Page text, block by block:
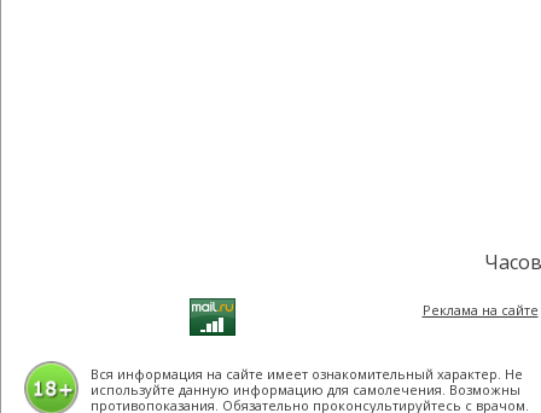
Реклама на сайте
Вся информация на сайте имеет ознакомительный характер. Не
используйте данную информацию для самолечения. Возможны
противопоказания. Обязательно проконсультируйтесь с врачом.